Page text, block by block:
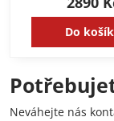
Do
Neváhejte nás